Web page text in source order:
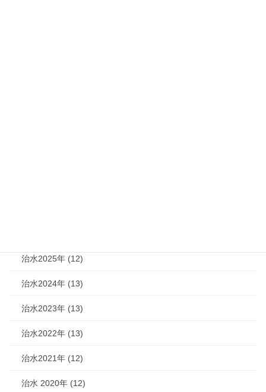
治水2025年 (12)
治水2024年 (13)
治水2023年 (13)
治水2022年 (13)
治水2021年 (12)
治水 2020年 (12)